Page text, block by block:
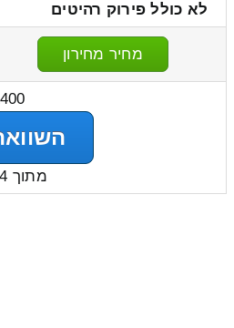
לא כולל פירוק רהיטים
מחיר מחירון
– 1100 ₪
מתוך 4 חברות הובלות